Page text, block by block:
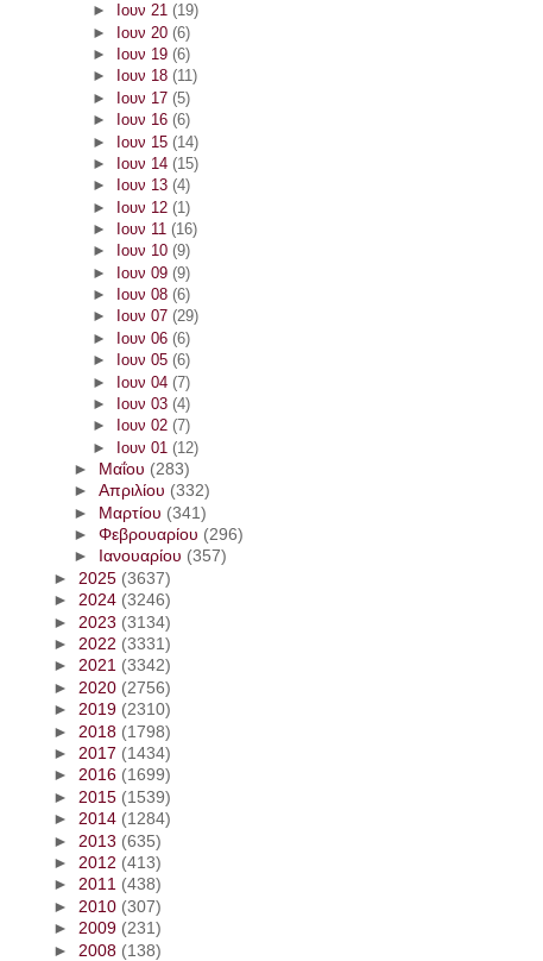
►
Ιουν 21 (19)
►
Ιουν 20 (6)
►
Ιουν 19 (6)
►
Ιουν 18 (11)
►
Ιουν 17 (5)
►
Ιουν 16 (6)
► Ιουν 15 (14)
►
Ιουν 14 (15)
►
Ιουν 13 (4)
► Ιουν 12 (1)
►
Ιουν 11 (16)
►
Ιουν 10 (9)
► Ιουν 09 (9)
►
Ιουν 08 (6)
►
Ιουν 07 (29)
►
Ιουν 06 (6)
►
Ιουν 05 (6)
► Ιουν 04 (7)
►
Ιουν 03 (4)
►
Ιουν 02 (7)
► Ιουν 01 (12)
►
Μαΐου (283)
► Απριλίου (332)
► Μαρτίου (341)
► Φεβρουαρίου (296)
►
Ιανουαρίου (357)
► 2025 (3637)
►2024 (3246)
► 2023 (3134)
►2022 (3331)
►2021 (3342)
► 2020 (2756)
►2019 (2310)
► 2018 (1798)
► 2017 (1434)
►2016 (1699)
► 2015 (1539)
►2014 (1284)
► 2013 (635)
► 2012 (413)
►2011 (438)
► 2010 (307)
►2009 (231)
► 2008 (138)